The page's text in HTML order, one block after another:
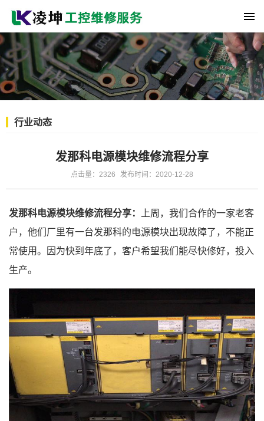
行业动态
发那科电源模块维修流程分享
点击量：2326 发布时间：2020-12-28
发那科电源模块维修流程分享：
上周，我们合作的一家老客
户，他们厂里有一台发那科的电源模块出现故障了，不能正
常使用。因为快到年底了，客户希望我们能尽快修好，投入
生产。